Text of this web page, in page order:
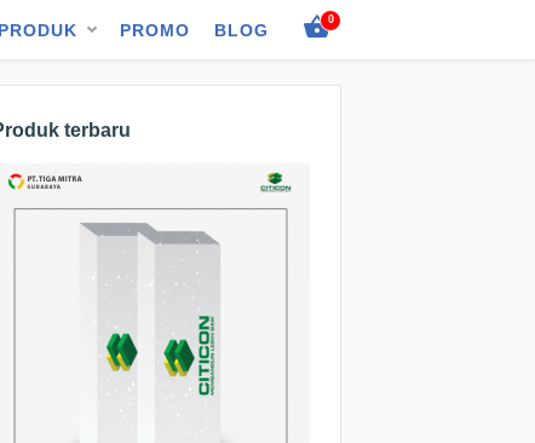
0
PRODUK PROMO BLOG
terbaru